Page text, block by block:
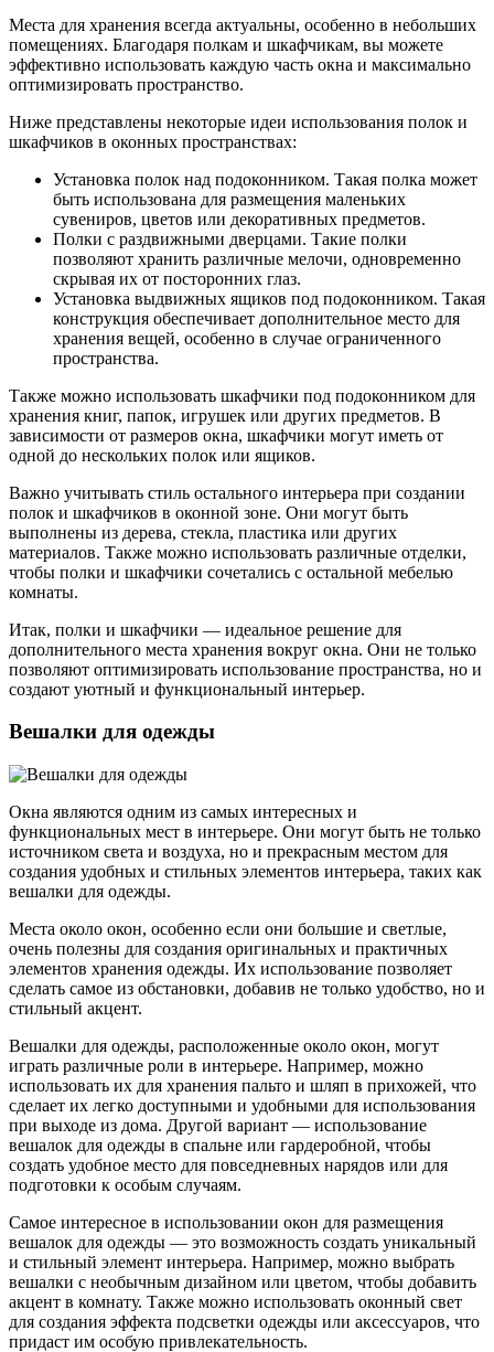
Места для хранения всегда актуальны, особенно в небольших
помещениях. Благодаря полкам и шкафчикам, вы можете
эффективно использовать каждую часть окна и максимально
оптимизировать пространство.
Ниже представлены некоторые идеи использования полок и
шкафчиков в оконных пространствах:
Установка полок над подоконником. Такая полка может
быть использована для размещения маленьких
сувениров, цветов или декоративных предметов.
Полки с раздвижными дверцами. Такие полки
позволяют хранить различные мелочи, одновременно
скрывая их от посторонних глаз.
Установка выдвижных ящиков под подоконником. Такая
конструкция обеспечивает дополнительное место для
хранения вещей, особенно в случае ограниченного
пространства.
Также можно использовать шкафчики под подоконником для
хранения книг, папок, игрушек или других предметов. В
зависимости от размеров окна, шкафчики могут иметь от
одной до нескольких полок или ящиков.
Важно учитывать стиль остального интерьера при создании
полок и шкафчиков в оконной зоне. Они могут быть
выполнены из дерева, стекла, пластика или других
материалов. Также можно использовать различные отделки,
чтобы полки и шкафчики сочетались с остальной мебелью
комнаты.
Итак, полки и шкафчики — идеальное решение для
дополнительного места хранения вокруг окна. Они не только
позволяют оптимизировать использование пространства, но и
создают уютный и функциональный интерьер.
Вешалки для одежды
Окна являются одним из самых интересных и
функциональных мест в интерьере. Они могут быть не только
источником света и воздуха, но и прекрасным местом для
создания удобных и стильных элементов интерьера, таких как
вешалки для одежды.
Места около окон, особенно если они большие и светлые,
очень полезны для создания оригинальных и практичных
элементов хранения одежды. Их использование позволяет
сделать самое из обстановки, добавив не только удобство, но и
стильный акцент.
Вешалки для одежды, расположенные около окон, могут
играть различные роли в интерьере. Например, можно
использовать их для хранения пальто и шляп в прихожей, что
сделает их легко доступными и удобными для использования
при выходе из дома. Другой вариант — использование
вешалок для одежды в спальне или гардеробной, чтобы
создать удобное место для повседневных нарядов или для
подготовки к особым случаям.
Самое интересное в использовании окон для размещения
вешалок для одежды — это возможность создать уникальный
и стильный элемент интерьера. Например, можно выбрать
вешалки с необычным дизайном или цветом, чтобы добавить
акцент в комнату. Также можно использовать оконный свет
для создания эффекта подсветки одежды или аксессуаров, что
придаст им особую привлекательность.